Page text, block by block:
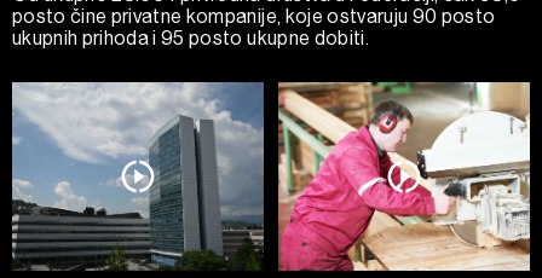
posto čine privatne kompanije, koje ostvaruju 90 posto
ukupnih prihoda i 95 posto ukupne dobiti.